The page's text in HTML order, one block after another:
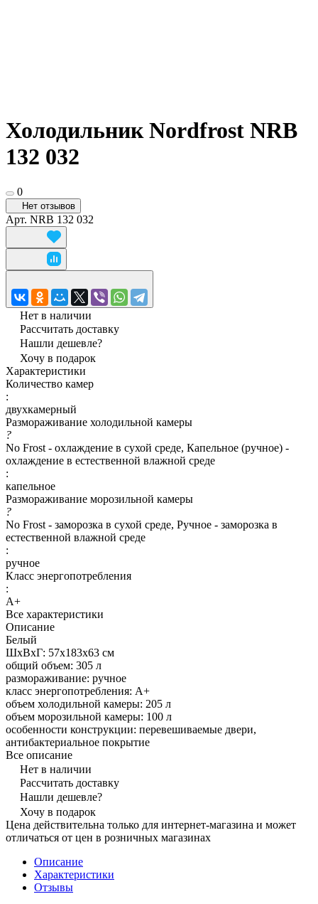
Холодильник Nordfrost NRB
132 032
0
Нет отзывов
Арт. NRB 132 032
Нет в наличии
Рассчитать доставку
Нашли дешевле?
Хочу в подарок
Характеристики
Количество камер
:
двухкамерный
Размораживание холодильной камеры
?
No Frost - охлаждение в сухой среде, Капельное (ручное) -
охлаждение в естественной влажной среде
:
капельное
Размораживание морозильной камеры
?
No Frost - заморозка в сухой среде, Ручное - заморозка в
естественной влажной среде
:
ручное
Класс энергопотребления
:
A+
Все характеристики
Описание
Белый
ШхВхГ: 57х183х63 см
общий объем: 305 л
размораживание: ручное
класс энергопотребления: A+
объем холодильной камеры: 205 л
объем морозильной камеры: 100 л
особенности конструкции: перевешиваемые двери,
антибактериальное покрытие
Все описание
Нет в наличии
Рассчитать доставку
Нашли дешевле?
Хочу в подарок
Цена действительна только для интернет-магазина и может
отличаться от цен в розничных магазинах
Описание
Характеристики
Отзывы